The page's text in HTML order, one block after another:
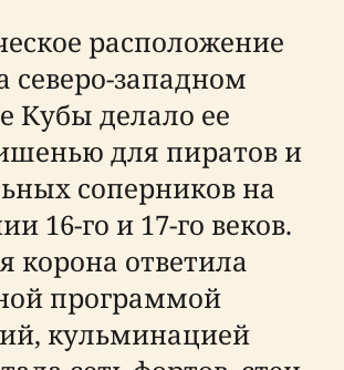
расположение
северо-западном
Кубы делало ее
для пиратов и
соперников на
16-го и 17-го веков.
корона ответила
программой
кульминацией